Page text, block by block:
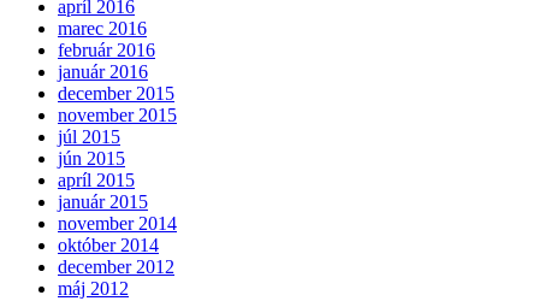
apríl 2016
marec 2016
február 2016
január 2016
december 2015
november 2015
júl 2015
jún 2015
apríl 2015
január 2015
november 2014
október 2014
december 2012
máj 2012